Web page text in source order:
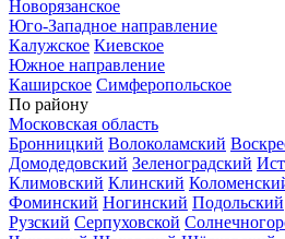
Новорязанское
Юго-Западное направление
Калужское Киевское
Южное направление
Каширское Симферопольское
По району
Московская область
Бронницкий Волоколамский
Домодедовский Зеленоградский
Климовский Клинский
Фоминский Ногинский Подольский
Рузский Серпуховской